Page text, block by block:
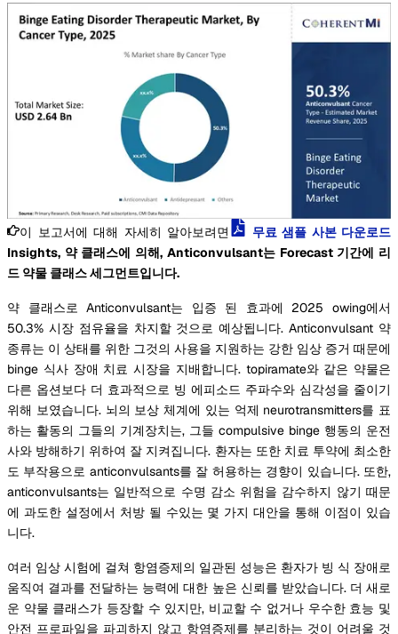
이 보고서에 대해 자세히 알아보려면
무료 샘플 사본 다운로드
Insights, 약 클래스에 의해, Anticonvulsant는 Forecast 기간에 리
드 약물 클래스 세그먼트입니다.
약 클래스로 Anticonvulsant는 입증 된 효과에 2025 owing에서
50.3% 시장 점유율을 차지할 것으로 예상됩니다. Anticonvulsant 약
종류는 이 상태를 위한 그것의 사용을 지원하는 강한 임상 증거 때문에
binge 식사 장애 치료 시장을 지배합니다. topiramate와 같은 약물은
다른 옵션보다 더 효과적으로 빙 에피소드 주파수와 심각성을 줄이기
위해 보였습니다. 뇌의 보상 체계에 있는 억제 neurotransmitters를 표
하는 활동의 그들의 기계장치는, 그들 compulsive binge 행동의 운전
사와 방해하기 위하여 잘 지켜집니다. 환자는 또한 치료 투약에 최소한
도 부작용으로 anticonvulsants를 잘 허용하는 경향이 있습니다. 또한,
anticonvulsants는 일반적으로 수명 감소 위험을 감수하지 않기 때문
에 과도한 설정에서 처방 될 수있는 몇 가지 대안을 통해 이점이 있습
니다.
여러 임상 시험에 걸쳐 항염증제의 일관된 성능은 환자가 빙 식 장애로
움직여 결과를 전달하는 능력에 대한 높은 신뢰를 받았습니다. 더 새로
운 약물 클래스가 등장할 수 있지만, 비교할 수 없거나 우수한 효능 및
안전 프로파일을 파괴하지 않고 항염증제를 분리하는 것이 어려울 것